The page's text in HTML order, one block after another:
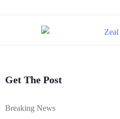
Get The Post
Breaking News